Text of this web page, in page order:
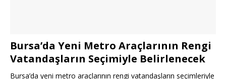
Bursa’da Yeni Metro Araçlarının Rengi
Vatandaşların Seçimiyle Belirlenecek
Bursa’da yeni metro araçlarının rengi vatandaşların seçimleriyle